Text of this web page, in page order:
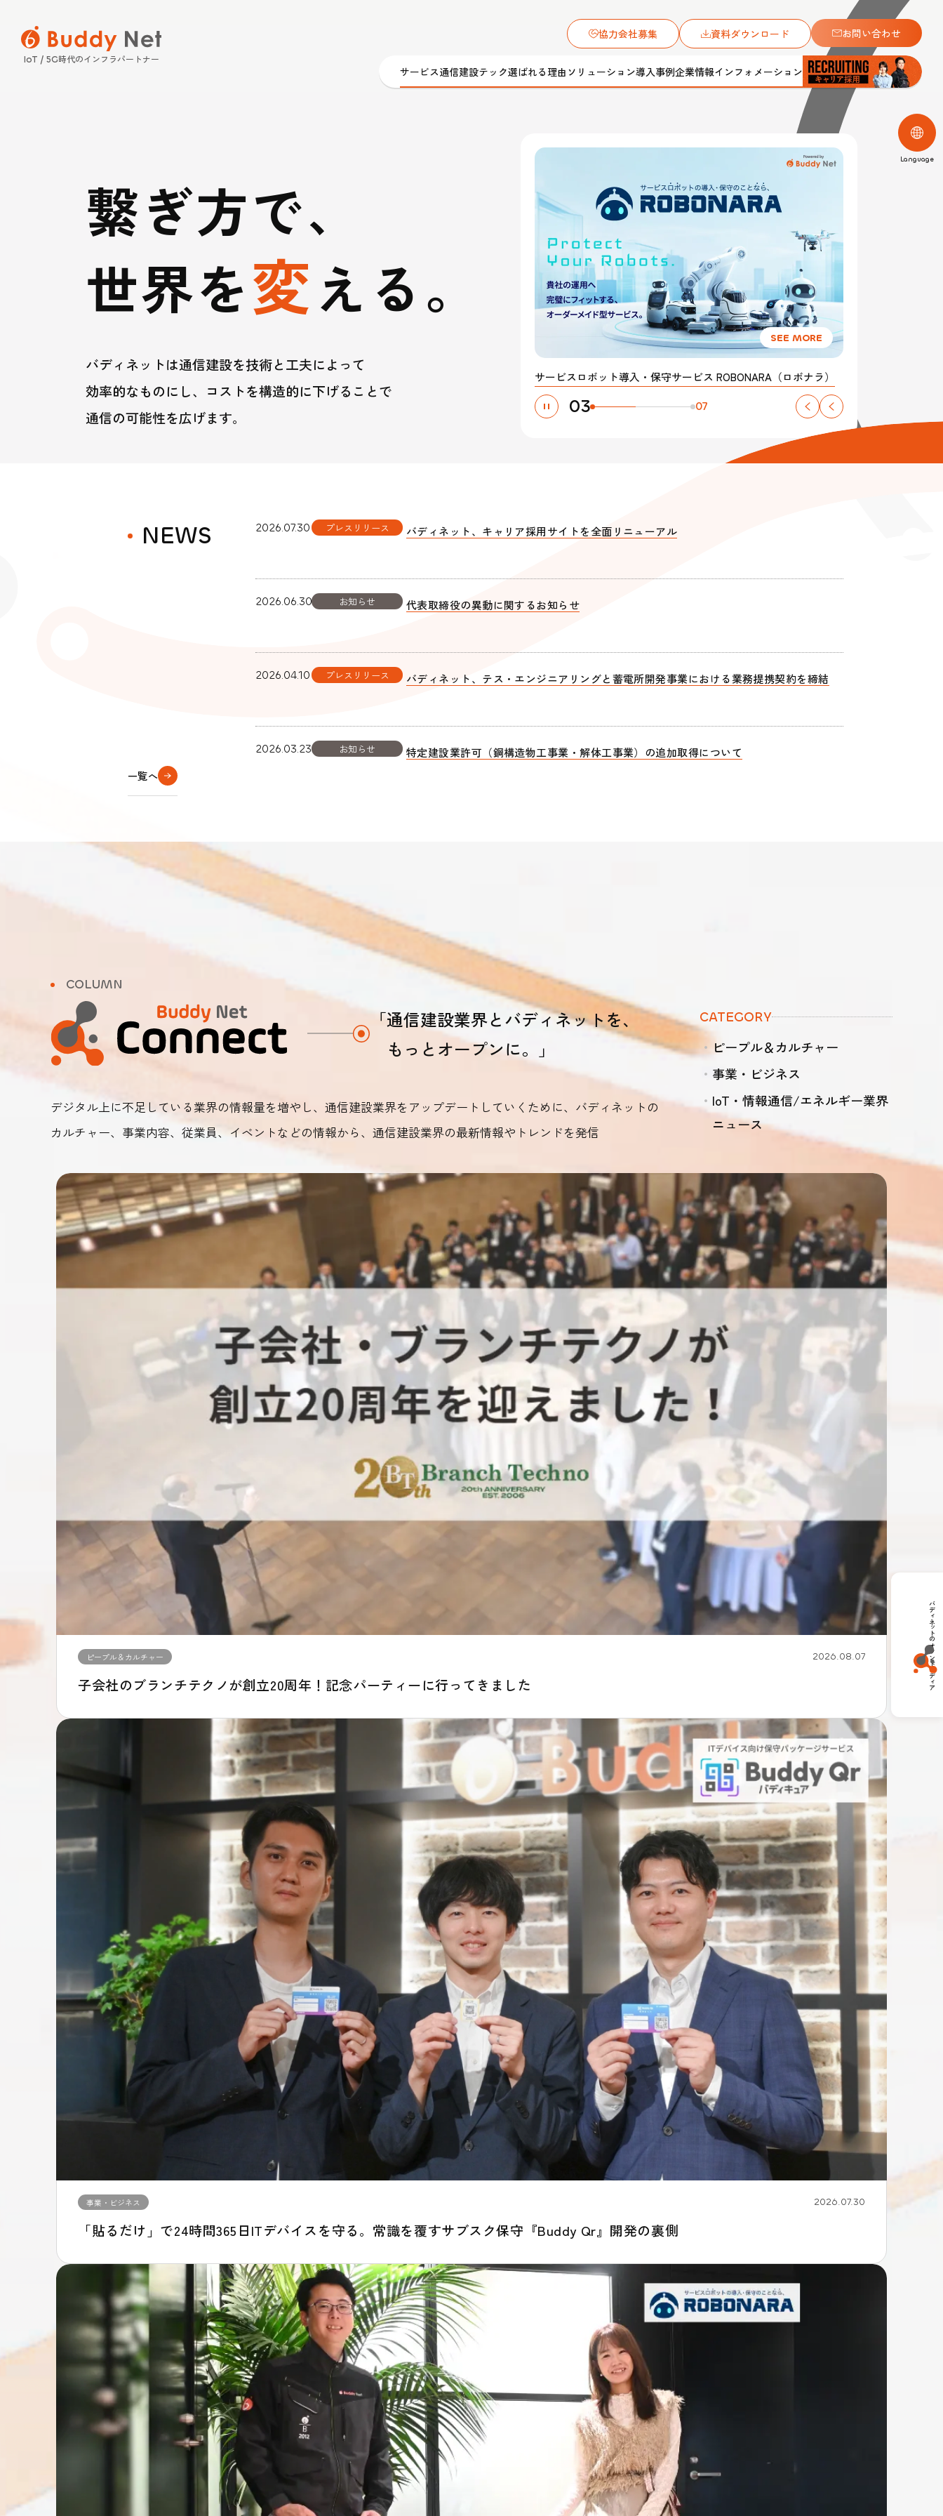
IoT / 5G時代のインフラパートナー
協力会社募集 資料ダウンロード お問い合わせ
サービス
サービス
Buddy Qr（バディキュア）
サービスロボット導入･保守サービス
ROBONARA（ロボナラ）
アルコールチェック代行サービス
法人向けスマートフォン
販売サービス Buddy Biz モバ
通信建設テック選ばれる理由 ソリューション
ソリューション
IoT・ロボット・EV・カメラ・
サイネージ 導入／設置
保守メンテナンス
電気設備 工事／保守 再生可能エネルギー 総合土木工事
コンタクトセンター プロジェクト支援
ハードウェア・
導入事例企業情報
企業情報
事業案内 メディアギャラリー
サステナビリティ
インフォメーション
インフォメーション
新着情報
バディネットのオウンドメディア
公式Ｘ 公式Youtubeチャンネル 公式Wantedly
バディネットのオウンドメディア
Language
ENGLISH
CHINESE（Simplified）
繋ぎ方で、
世界を変える。
バディネットは通信建設を技術と工夫によって
効率的なものにし、コストを構造的に下げることで
通信の可能性を広げます。
保守パッケージサービス「Buddy Qr（バディキュア）」提供開始
04 07
NEWS 2026.07.30 プレスリリース バディネット、キャリア採用サイトを全面リニューアル
2026.06.30 お知らせ 代表取締役の異動に関するお知らせ
2026.04.10 プレスリリース バディネット、テス・エンジニアリングと蓄電所開発事業における業務提携契約を締結
2026.03.23 お知らせ 特定建設業許可（鋼構造物工事業・解体工事業）の追加取得について
プレスリリース
「ROBONARA（ロボナラ）」提供開始
日本海リッチランド智頭太陽光発電事業 第二回住民説明会の資料公開について
2025.12.10 お知らせ 【採用情報】社員インタビューを全面リニューアルしました
一覧へ
COLUMN
「通信建設業界とバディネットを、
もっとオープンに。」
デジタル上に不足している業界の情報量を増やし、通信建設業界をアップデートしていくために、バディネットの
カルチャー、事業内容、従業員、イベントなどの情報から、通信建設業界の最新情報やトレンドを発信
CATEGORY
ピープル＆カルチャー
事業・ビジネス
IoT・情報通信/エネルギー業界
ニュース
ピープル＆カルチャー 2026.08.07
子会社のブランチテクノが創立20周年！記念パーティーに行ってきました
事業・ビジネス 2026.07.30
「貼るだけ」で24時間365日ITデバイスを守る。常識を覆すサブスク保守『Buddy Qr』開発の裏側